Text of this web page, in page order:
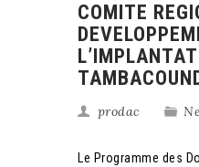
COMITE
prodac
Le Programme des